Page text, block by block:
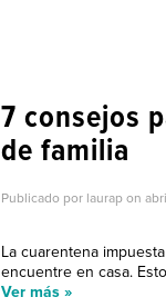
7 consejos
de familia
Publicado por laurap on
La cuarentena
encuentre en casa.
Ver más »